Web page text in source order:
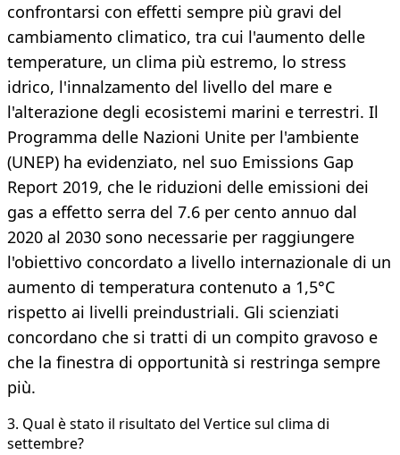
confrontarsi con effetti sempre più gravi del
cambiamento climatico, tra cui l'aumento delle
temperature, un clima più estremo, lo stress
idrico, l'innalzamento del livello del mare e
l'alterazione degli ecosistemi marini e terrestri. Il
Programma delle Nazioni Unite per l'ambiente
(UNEP) ha evidenziato, nel suo Emissions Gap
Report 2019, che le riduzioni delle emissioni dei
gas a effetto serra del 7.6 per cento annuo dal
2020 al 2030 sono necessarie per raggiungere
l'obiettivo concordato a livello internazionale di un
aumento di temperatura contenuto a 1,5°C
rispetto ai livelli preindustriali. Gli scienziati
concordano che si tratti di un compito gravoso e
che la finestra di opportunità si restringa sempre
più.
3. Qual è stato il risultato del Vertice sul clima di
settembre?